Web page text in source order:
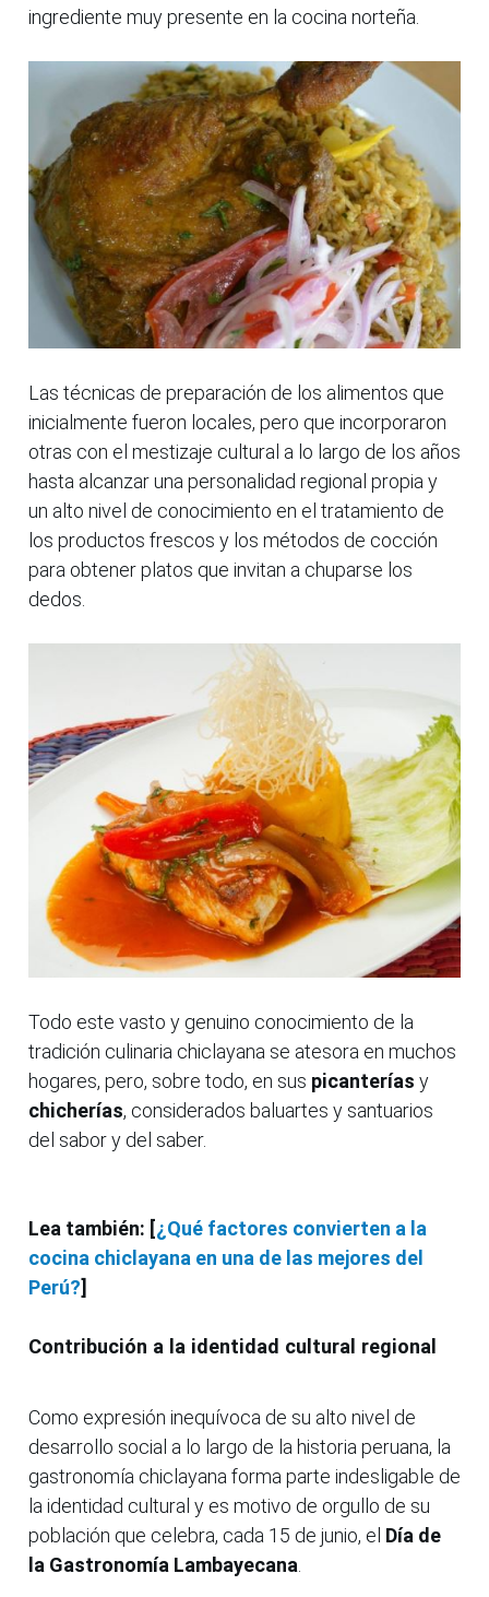
ingrediente muy presente en la cocina norteña.
Las técnicas de preparación de los alimentos que
inicialmente fueron locales, pero que incorporaron
otras con el mestizaje cultural a lo largo de los años
hasta alcanzar una personalidad regional propia y
un alto nivel de conocimiento en el tratamiento de
los productos frescos y los métodos de cocción
para obtener platos que invitan a chuparse los
dedos.
Todo este vasto y genuino conocimiento de la
tradición culinaria chiclayana se atesora en muchos
hogares, pero, sobre todo, en sus picanterías y
chicherías, considerados baluartes y santuarios
del sabor y del saber.
Lea también: [¿Qué factores convierten a la
cocina chiclayana en una de las mejores del
Perú?]
Contribución a la identidad cultural regional
Como expresión inequívoca de su alto nivel de
desarrollo social a lo largo de la historia peruana, la
gastronomía chiclayana forma parte indesligable de
la identidad cultural y es motivo de orgullo de su
población que celebra, cada 15 de junio, el Día de
la Gastronomía Lambayecana